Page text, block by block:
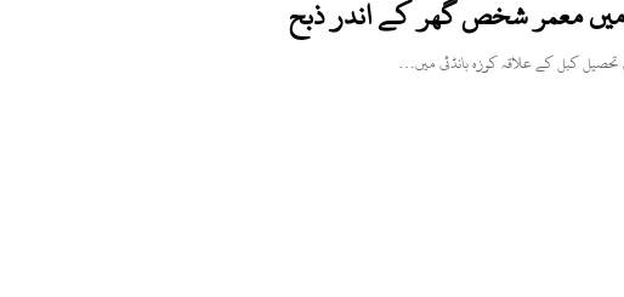
معمر شخص گھر کے اندر ذبح